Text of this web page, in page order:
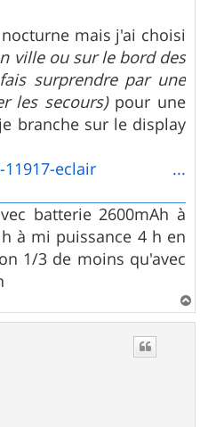
mais j'ai choisi
ville ou sur le bord des
surprendre par une
les secours)pour une
branche sur le display
F-11917-eclair ...
batterie 2600mAh à
à mi puissance 4 h en
1/3 de moins qu'avec
a